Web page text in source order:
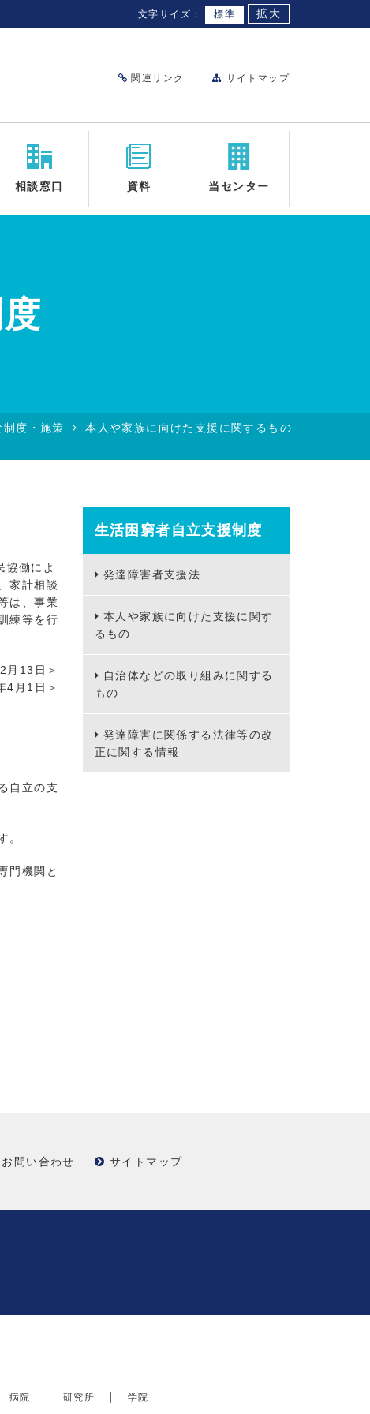
文字サイズ： 標準 拡大
関連リンク サイトマップ
相談窓口 資料 当センター
度・施策
本人や家族に向けた支援に関するもの
協働によ
家計相談
は、事業
練等を行
月13日＞
4月1日＞
自立の支
。
門機関と
生活困窮者自立支援制度
発達障害者支援法
本人や家族に向けた支援に関す
るもの
自治体などの取り組みに関する
もの
発達障害に関係する法律等の改
正に関する情報
お問い合わせ サイトマップ
病院 研究所 学院